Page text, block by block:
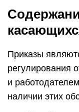
Приказы
регулирования
и
наличии этих